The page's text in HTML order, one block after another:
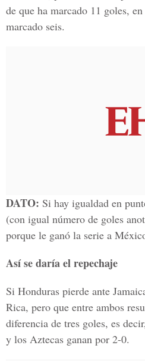
de que ha marcado 11 goles,
marcado seis.
DATO: Si hay igualdad en
(con igual número de goles
porque le ganó la serie a
Así se daría el repechaje
Si Honduras pierde ante
Rica, pero que entre ambos
diferencia de tres goles, es
y los Aztecas ganan por 2-0.